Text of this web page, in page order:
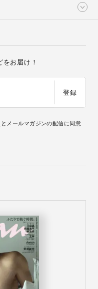
お届け！
登録
とメールマガジンの配信に同意